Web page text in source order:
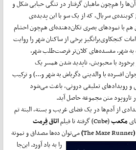
را هم‌چون ماهیان گرفتار در تنگی حبابی شکل و
سریال، که از یک سو با این پدیده‌ی
با نمودهای بصری تکان‌دهنده‌ای هم‌چون احشام
کنجکاوی‌برانگیز برخی از ساکنان شهر را روایت
شهر، مفسده‌های کلان‌تر فرصت‌طلب شهر،
با محبوبش، ناپدید شدن همسر یک
افسرده با والدینی دگرباش به شهر و...) و ترکیب
و رویدادهای تعلیقی درونی، باعث می‌شود
متن مجموعه حاصل آید.
از آدم‌ها در یک فضای غریب و بسته، البته تم
مکعب(Cube) گرفته تا فیلم
اتاق فِرمت
The Maze Runner
)می‌توان ده‌ها مصداق و نمونه
را به یادآورد. این‌جا